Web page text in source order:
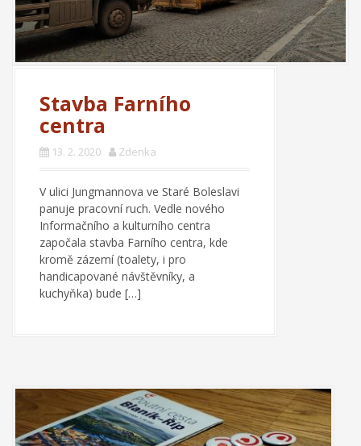
Stavba Farního
centra
13. 2. 2020 Zdenka
V ulici Jungmannova ve Staré Boleslavi
panuje pracovní ruch. Vedle nového
Informačního a kulturního centra
započala stavba Farního centra, kde
kromě zázemí (toalety, i pro
handicapované návštěvníky, a
kuchyňka) bude […]